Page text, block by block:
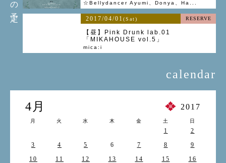
☆Bellydancer Ayumi、Donya、Ha...
2017/04/01(Sat) RESERVE
【昼】Pink Drunk lab.01
「MIKAHOUSE vol.5」
mica:i
calendar
4月 2017
月 火 水 木 金 土 日
1
2
3
4 5 6 7 8
9
10
11 12 13 14 15
16